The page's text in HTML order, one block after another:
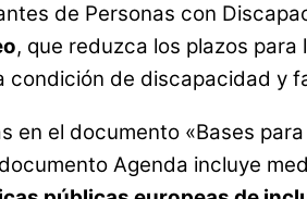
de Personas con
, que reduzca los plazos
de discapacidad y
en el documento «Bases
Agenda incluye